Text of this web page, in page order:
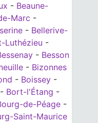
- Beaune-
Marc -
- Bellerive-
Luthézieu -
- Besson
- Bizonnes
- Boissey -
- Bort-l'Étang -
de-Péage -
Saint-Maurice